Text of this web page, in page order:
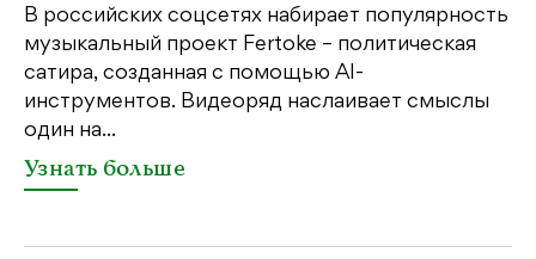
В российских соцсетях набирает популярность
музыкальный проект Fertoke – политическая
сатира, созданная с помощью AI-
инструментов. Видеоряд наслаивает смыслы
один на...
Узнать больше